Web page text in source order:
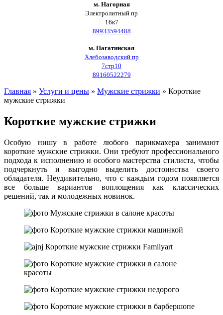
м. Нагорная
Электролитный пр
16к7
89933594488
м. Нагатинская
Хлебозаводский пр
7стр10
89160522279
Главная » Услуги и цены » Мужские стрижки » Короткие
мужские стрижки
Короткие мужские стрижки
Особую нишу в работе любого парикмахера занимают
короткие мужские стрижки. Они требуют профессионального
подхода к исполнению и особого мастерства стилиста, чтобы
подчеркнуть и выгодно выделить достоинства своего
обладателя. Неудивительно, что с каждым годом появляется
все больше вариантов воплощения как классических
решений, так и молодежных новинок.